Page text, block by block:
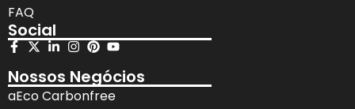
FAQ
Social
Nossos Negócios
aEco Carbonfree